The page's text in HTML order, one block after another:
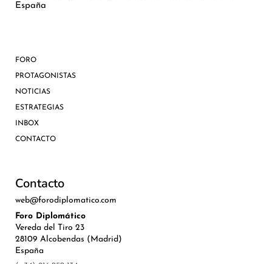
España
FORO
PROTAGONISTAS
NOTICIAS
ESTRATEGIAS
INBOX
CONTACTO
Contacto
web@forodiplomatico.com
Foro Diplomático
Vereda del Tiro 23
28109 Alcobendas (Madrid)
España